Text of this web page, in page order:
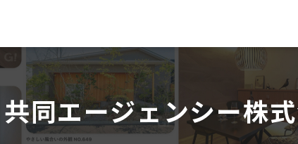
共同エージェンシー株